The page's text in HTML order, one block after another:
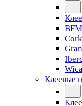
Клеевые